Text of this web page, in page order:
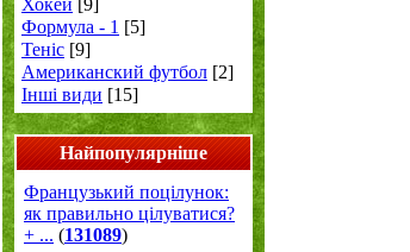
Хокей [9]
Формула - 1 [5]
Теніс [9]
Американский футбол [2]
Інші види [15]
Найпопулярніше
Французький поцілунок:
як правильно цілуватися?
+ ... (131089)